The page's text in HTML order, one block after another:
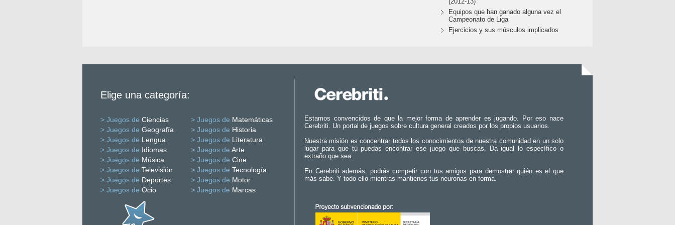
Equipos que han ganado alguna vez el
Campeonato de Liga
Ejercicios y sus músculos implicados
Elige una categoría:
> Juegos de Ciencias > Juegos de Matemáticas
> Juegos de Geografía > Juegos de Historia
> Juegos de Lengua > Juegos de Literatura
> Juegos de Idiomas > Juegos de Arte
> Juegos de Música > Juegos de Cine
> Juegos de Televisión > Juegos de Tecnología
> Juegos de Deportes > Juegos de Motor
> Juegos de Ocio > Juegos de Marcas
Estamos convencidos de que la mejor forma de aprender es jugando. Por eso nace
Cerebriti. Un portal de juegos sobre cultura general creados por los propios usuarios.
Nuestra misión es concentrar todos los conocimientos de nuestra comunidad en un solo
lugar para que tú puedas encontrar ese juego que buscas. Da igual lo específico o
extraño que sea.
En Cerebriti además, podrás competir con tus amigos para demostrar quién es el que
más sabe. Y todo ello mientras mantienes tus neuronas en forma.